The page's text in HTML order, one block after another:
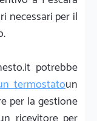
necessari per il
potrebbe
termostatoun
per la gestione